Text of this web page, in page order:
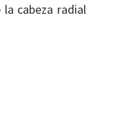
cabeza radial